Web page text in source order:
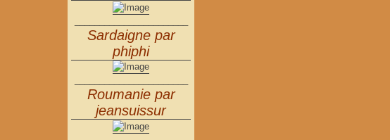
Sardaigne par
phiphi
Roumanie par
jeansuissur